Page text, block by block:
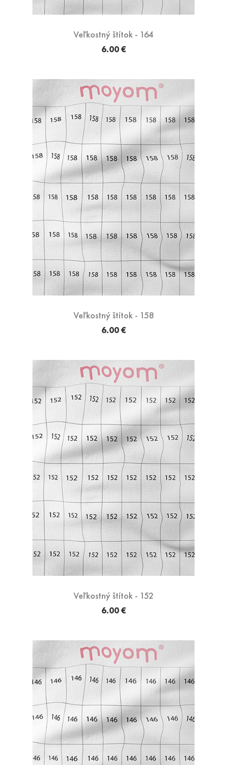
Veľkostný štítok - 164
6.00 €
Veľkostný štítok - 158
6.00 €
Veľkostný štítok - 152
6.00 €